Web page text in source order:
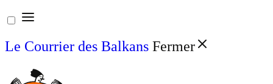
Aller
au
contenu
Le Courrier des Balkans Fermer